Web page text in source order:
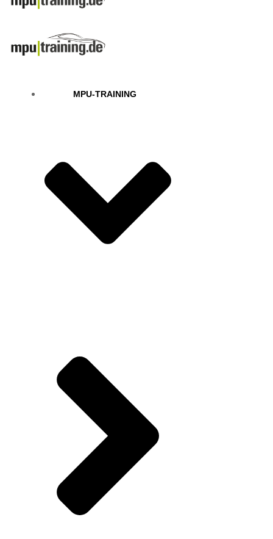
MPU-TRAINING